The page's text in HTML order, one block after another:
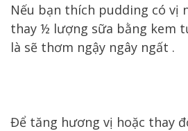
Nếu bạn thích pudding có vị
thay ½ lượng sữa bằng kem
là sẽ thơm ngậy ngây ngất .
Để tăng hương vị hoặc thay